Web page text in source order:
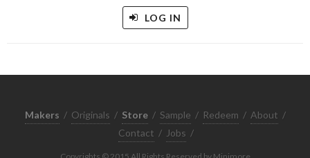
LOG IN
Makers / Originals / Store / Sample / Redeem / About /
Contact / Jobs /